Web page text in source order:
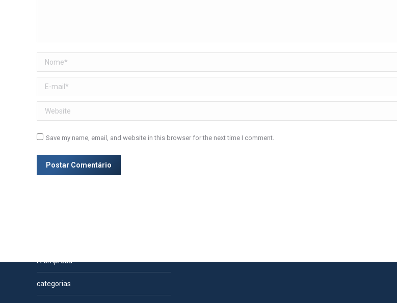
Nome *
E-mail *
Website
Save my name, email, and website in this browser for the next time I comment.
Postar Comentário
A empresa
categorias